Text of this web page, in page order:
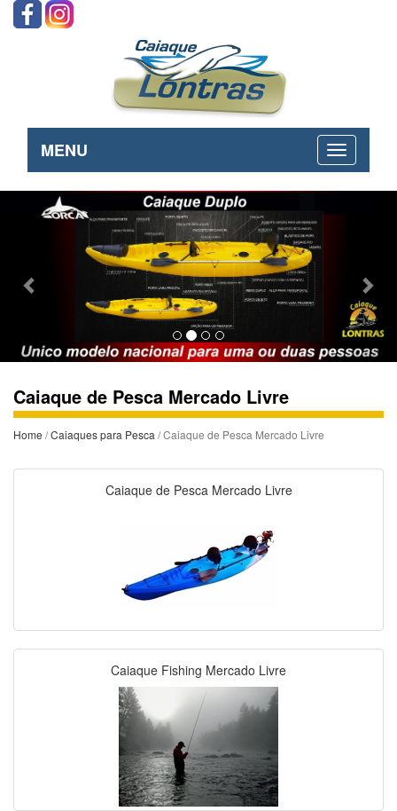
MENU
Previous
Caiaque de Pesca Mercado Livre
Home /Caiaques para Pesca / Caiaque de Pesca Mercado Livre
Caiaque de Pesca Mercado Livre
Caiaque Fishing Mercado Livre